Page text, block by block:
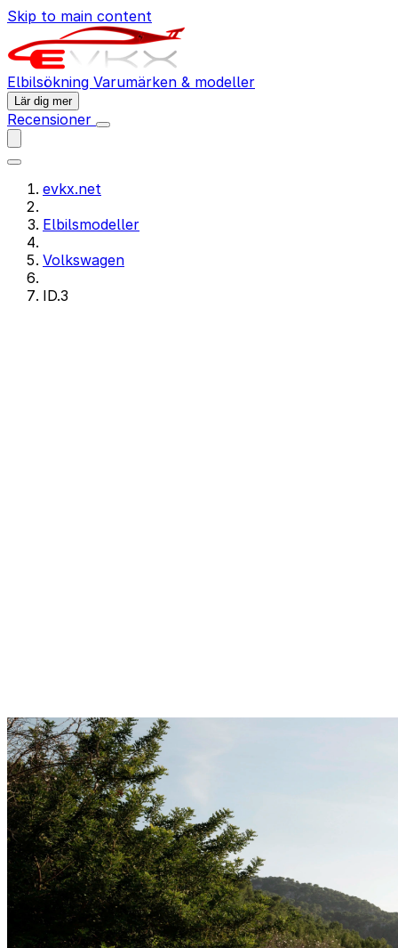
Skip to main content
Elbilsökning Varumärken & modeller
Lär dig mer
Recensioner
evkx.net
Elbilsmodeller
Volkswagen
ID.3